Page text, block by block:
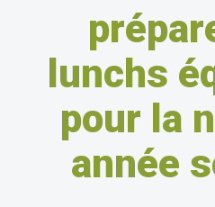
lunchs
pour la
année